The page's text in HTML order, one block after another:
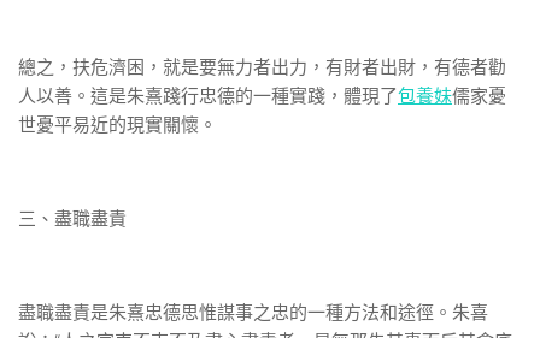
總之，扶危濟困，就是要無力者出力，有財者出財，有德者勸
人以善。這是朱熹踐行忠德的一種實踐，體現了包養妹儒家憂
世憂平易近的現實關懷。
三、盡職盡責
盡職盡責是朱熹忠德思惟謀事之忠的一種方法和途徑。朱喜